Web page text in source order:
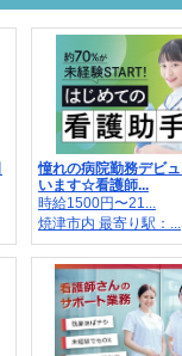
憧れの病院勤務デビ
います☆看護師...
時給1500円〜21...
焼津市内 最寄り駅：...